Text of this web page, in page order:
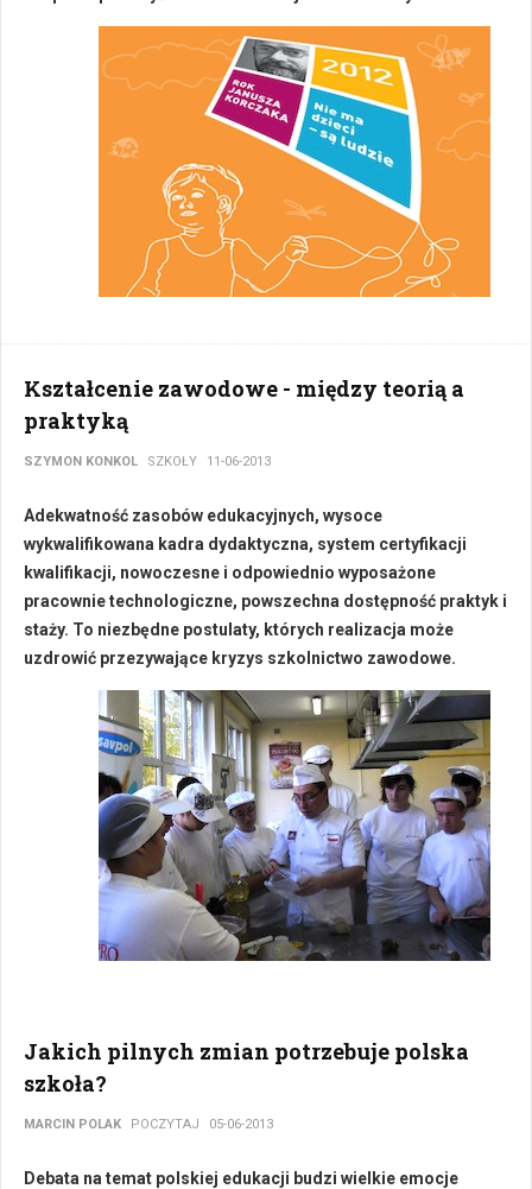
Kształcenie zawodowe - między teorią a
praktyką
SZYMON KONKOL SZKOŁY 11-06-2013
Adekwatność zasobów edukacyjnych, wysoce
wykwalifikowana kadra dydaktyczna, system certyfikacji
kwalifikacji, nowoczesne i odpowiednio wyposażone
pracownie technologiczne, powszechna dostępność praktyk i
staży. To niezbędne postulaty, których realizacja może
uzdrowić przezywające kryzys szkolnictwo zawodowe.
Jakich pilnych zmian potrzebuje polska
szkoła?
MARCIN POLAK POCZYTAJ 05-06-2013
Debata na temat polskiej edukacji budzi wielkie emocje